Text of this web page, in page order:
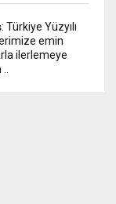
Türkiye Yüzyılı
emin
ilerlemeye